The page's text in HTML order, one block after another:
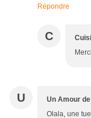
Répondre
C
U Un Amour
Olala, une